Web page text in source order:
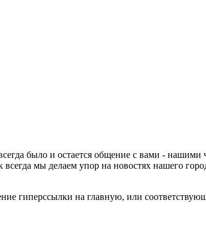
было и остается общение с вами -
мы делаем упор на новостях нашего
гиперссылки на главную, или